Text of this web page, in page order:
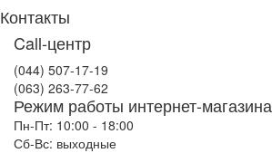
Контакты
Call-центр
(044) 507-17-19
(063) 263-77-62
Режим работы интернет-магазина
Пн-Пт: 10:00 - 18:00
Сб-Вс: выходные